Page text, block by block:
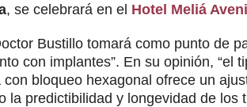
, se celebrará en el Hotel Meliá
Bustillo tomará como punto de
con implantes”. En su opinión,
bloqueo hexagonal ofrece un
la predictibilidad y longevidad de